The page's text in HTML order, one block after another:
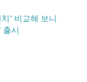
’ 비교해 보니
시